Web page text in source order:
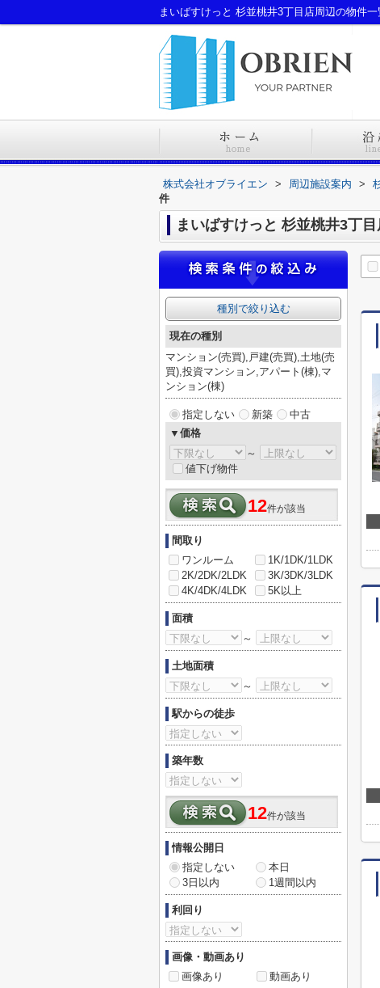
まいばすけっと 杉並桃井3丁目店周辺の物件
株式会社オブライエン > 周辺施設案内 >
件
まいばすけっと 杉並桃井3丁
種別で絞り込む
現在の種別
マンション(売買),戸建(売買),土地(売
買),投資マンション,アパート(棟),マ
ンション(棟)
指定しない 新築
中古
▼価格
～
値下げ物件
12件が該当
間取り
ワンルーム
1K/1DK/1LDK
2K/2DK/2LDK
3K/3DK/3LDK
4K/4DK/4LDK
5K以上
面積
～
土地面積
～
駅からの徒歩
築年数
12件が該当
情報公開日
指定しない
本日
3日以内
1週間以内
利回り
画像・動画あり
画像あり
動画あり